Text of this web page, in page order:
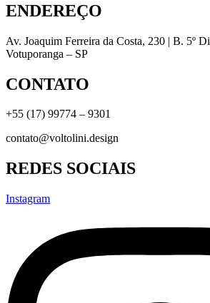
ENDEREÇO
Av. Joaquim Ferreira da Costa, 230 | B. 5º
Votuporanga – SP
CONTATO
+55 (17) 99774 – 9301
contato@voltolini.design
REDES SOCIAIS
Instagram